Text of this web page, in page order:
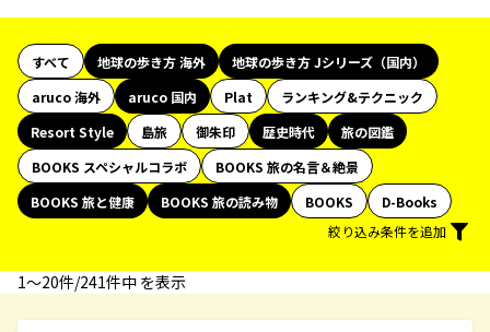
すべて 地球の歩き方 海外
地球の歩き方 Jシリーズ（国内）
aruco 海外
aruco 国内 Plat
ランキング&テクニック
Resort Style
島旅 御朱印 歴史時代
旅の図鑑
BOOKS スペシャルコラボ
BOOKS 旅の名言＆絶景
BOOKS 旅と健康
BOOKS 旅の読み物 BOOKS
D-Books
絞り込み条件を追加
1〜20件/241件中 を表示